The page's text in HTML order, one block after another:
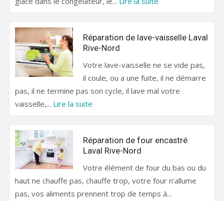
Réparation de lave-vaisselle Laval
Rive-Nord
Votre lave-vaisselle ne se vide pas,
il coule, ou a une fuite, il ne démarre
pas, il ne termine pas son cycle, il lave mal votre
vaisselle,... Lire la suite
Réparation de four encastré
Laval Rive-Nord
Votre élément de four du bas ou du
haut ne chauffe pas, chauffe trop, votre four n’allume
pas, vos aliments prennent trop de temps à...